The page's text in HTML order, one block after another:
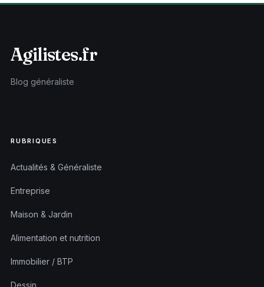
Agilistes.fr
Blog généraliste
RUBRIQUES
Actualités & Généraliste
Entreprise
Maison & Jardin
Alimentation et nutrition
Immobilier / BTP
Dessin